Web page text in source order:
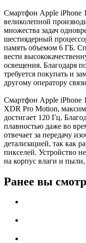
Смартфон Apple iPhone
великолепной
множества задач
шестиядерный
память объемом 6 ГБ.
вести
освещения. Благодаря
требуется покупать и
другому оператору
Смартфон Apple iPhone
XDR Pro Motion,
достигает 120 Гц.
плавностью даже во
отвечает за передачу
детализацией, так как
пикселей. Устройство
на корпус влаги и пыли,
Ранее вы